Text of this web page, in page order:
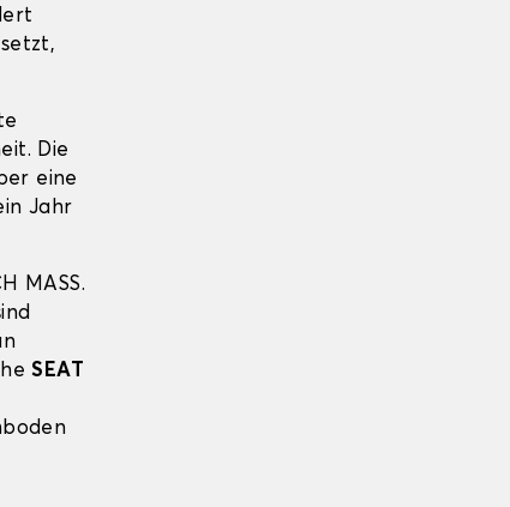
Die
eine
Jahr
MASS.
SEAT